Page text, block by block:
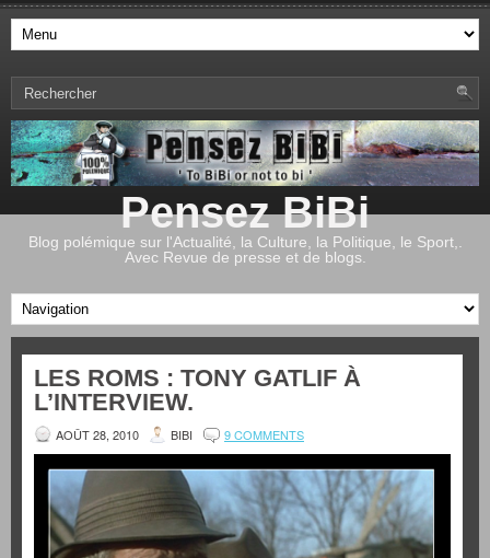
Pensez BiBi
Blog polémique sur l'Actualité, la Culture, la Politique, le Sport,.
Avec Revue de presse et de blogs.
LES ROMS : TONY GATLIF À
L’INTERVIEW.
AOÛT 28, 2010 BIBI 9 COMMENTS